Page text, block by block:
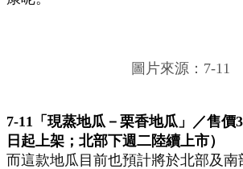
圖片來源：7-11
7-11「現蒸地瓜－栗香地瓜」／售價
日起上架；北部下週二陸續上市）
而這款地瓜目前也預計將於北部及南